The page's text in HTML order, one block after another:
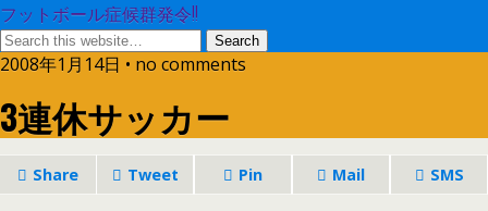
フットボール症候群発令!!
2008年1月14日 • no comments
3連休サッカー
Share Tweet Pin Mail SMS